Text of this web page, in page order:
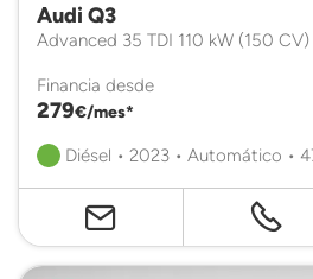
Audi Q3
Advanced 35 TDI 110 kW (150
Financia desde
279€/mes*
Diésel • 2023 • Automático •